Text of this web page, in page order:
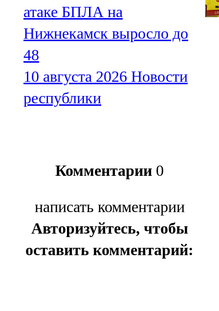
атаке БПЛА на
Нижнекамск выросло до
48
10 августа 2026 Новости
республики
Комментарии 0
написать комментарии
Авторизуйтесь, чтобы
оставить комментарий: